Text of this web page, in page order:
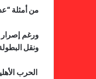
من أمثلة
ونقل
الحرب